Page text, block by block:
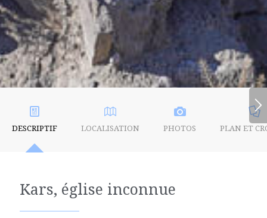
DESCRIPTIF LOCALISATION PHOTOS PLAN ET
Kars, église inconnue